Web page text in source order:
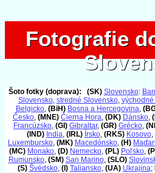
Fotografie
Fotografie
Šoto fotky (doprava): (SK) Slovensko:
Slovensko, stredné Slovensko,
Belgicko, (BiH) Bosna a Hercegovina,
Česko, (MNE) Čierna Hora, (DK) Dánsko,
Francúzsko, (GI) Gibraltar, (GR) Grécko,
(IND) India, (IRL) Írsko, (RKS) Kosovo,
Luxembursko, (MK) Macedónsko, (H)
(MC) Monako, (D) Nemecko, (PL) Poľsko,
Rumunsko, (SM) San Marino, (SLO)
(S) Švédsko, (I) Taliansko, (UA) Ukrajina;